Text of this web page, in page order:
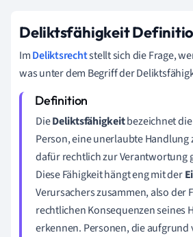
Deliktsfähigkeit
ImDeliktsrechtstellt sich die Frage,
was unter dem Begriff der
DieDeliktsfähigkeitbezeichnet
Person, eine unerlaubte Handlung
dafür rechtlich zur Verantwortung
Diese Fähigkeit hängt eng mit der
Verursachers zusammen, also der
rechtlichen Konsequenzen seines
erkennen. Personen, die aufgrund